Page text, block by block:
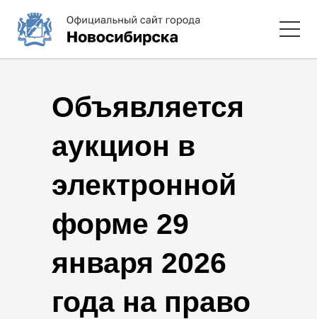
Объявляется
аукцион в
электронной
форме 29
января 2026
года на право